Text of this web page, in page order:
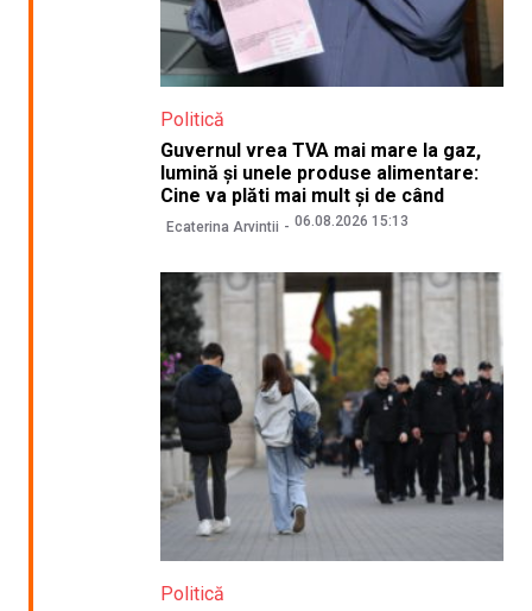
Politică
Guvernul vrea TVA mai mare la gaz,
lumină și unele produse alimentare:
Cine va plăti mai mult și de când
Ecaterina Arvintii 06.08.2026 15:13
Politică